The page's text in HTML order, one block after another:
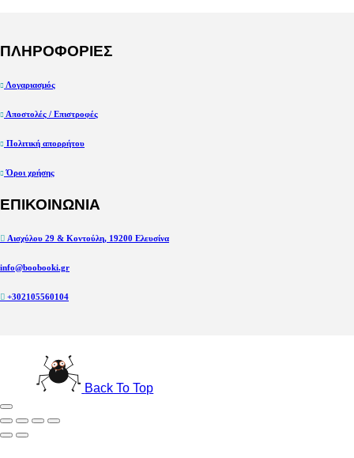
ΠΛΗΡΟΦΟΡΙΕΣ
Λογαριασμός
Αποστολές / Επιστροφές
Πολιτική απορρήτου
Όροι χρήσης
ΕΠΙΚΟΙΝΩΝΙΑ
Αισχύλου 29 & Κοντούλη, 19200 Ελευσίνα
info@boobooki.gr
+302105560104
Back To Top